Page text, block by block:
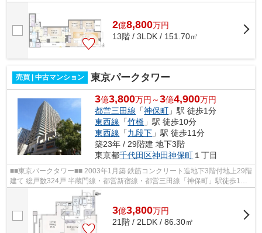
線/都営大江戸線 『飯田橋』駅 ...
2億8,800万円
13階 / 3LDK / 151.70㎡
売買 | 中古マンション 東京パークタワー
3億3,800万円～3億4,900万円
都営三田線 「神保町 」駅 徒歩1分
東西線 「竹橋 」駅 徒歩10分
東西線 「九段下 」駅 徒歩11分
築23年 / 29階建 地下3階
東京都千代田区神田神保町 １丁目
■■東京パークタワー■■ 2003年1月築 鉄筋コンクリート造地下3階付地上29階
建て 総戸数324戸 半蔵門線・都営新宿線・都営三田線「神保町」駅徒歩1分
コンシェルジュサービス オートロ...
3億3,800万円
21階 / 2LDK / 86.30㎡